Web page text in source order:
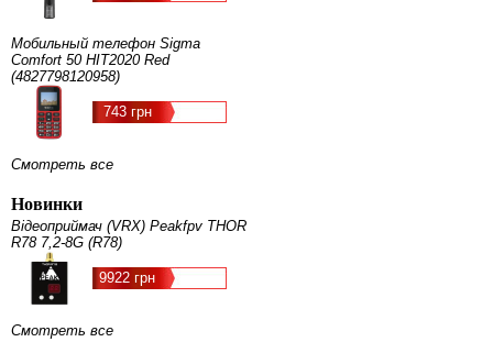
Мобильный телефон Sigma
Comfort 50 HIT2020 Red
(4827798120958)
743 грн
Смотреть все
Новинки
Відеоприймач (VRX) Peakfpv THOR
R78 7,2-8G (R78)
9922 грн
Смотреть все